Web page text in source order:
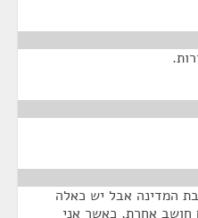
המדינה אבל יש כאלה
חושב אחרת, כאשר אני